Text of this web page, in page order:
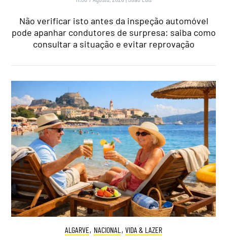
Não verificar isto antes da inspeção automóvel
pode apanhar condutores de surpresa: saiba como
consultar a situação e evitar reprovação
ALGARVE, NACIONAL , VIDA & LAZER